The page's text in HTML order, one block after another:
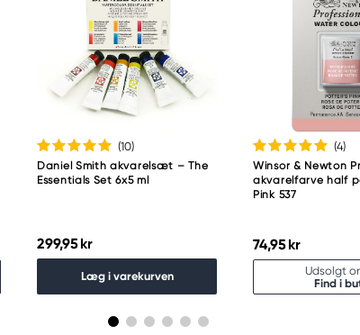
(10)
Daniel Smith akvarelsæt – The
Essentials Set 6x5 ml
299,95 kr
Læg i varekurven
(4)
Winsor & Newton
akvarelfarve half
Pink 537
74,95 kr
Udsolgt
Find i